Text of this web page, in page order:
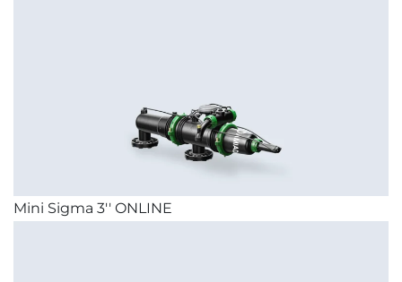
Mini Sigma 3'' ONLINE